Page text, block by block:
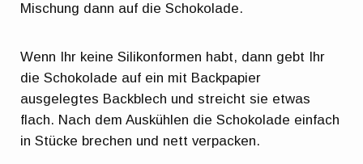
Mischung dann auf die Schokolade.
Wenn Ihr keine Silikonformen habt, dann gebt Ihr
die Schokolade auf ein mit Backpapier
ausgelegtes Backblech und streicht sie etwas
flach. Nach dem Auskühlen die Schokolade einfach
in Stücke brechen und nett verpacken.